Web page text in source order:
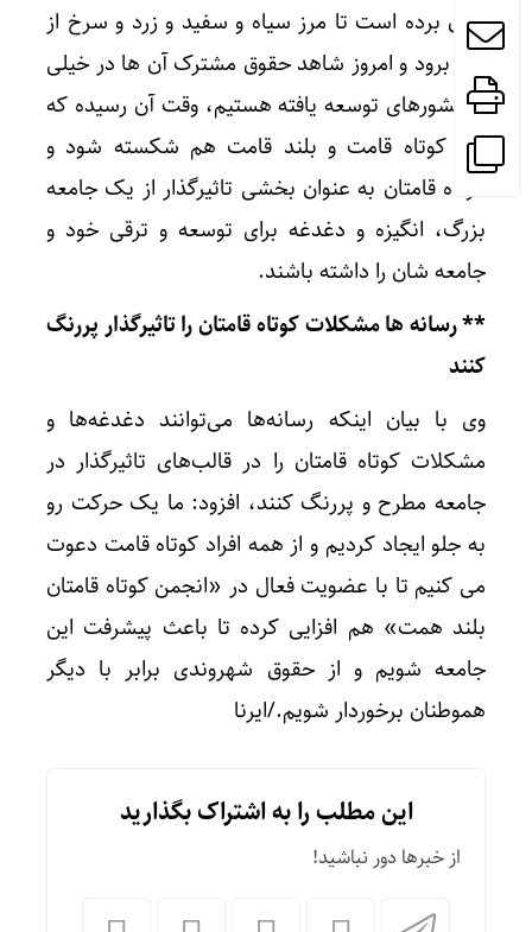
زمان برده است تا مرز سیاه و سفید و زرد و سرخ از
بین برود و امروز شاهد حقوق مشترک آن ها در خیلی
از کشورهای توسعه یافته هستیم، وقت آن رسیده که
مرز کوتاه قامت و بلند قامت هم شکسته شود و
کوتاه قامتان به عنوان بخشی تاثیرگذار از یک جامعه
بزرگ، انگیزه و دغدغه برای توسعه و ترقی خود و
جامعه شان را داشته باشند.
** رسانه ها مشکلات کوتاه قامتان را تاثیرگذار پررنگ
کنند
وی با بیان اینکه رسانه‌ها می‌توانند دغدغه‌ها و
مشکلات کوتاه قامتان را در قالب‌های تاثیرگذار در
جامعه مطرح و پررنگ کنند، افزود: ما یک حرکت رو
به جلو ایجاد کردیم و از همه افراد کوتاه قامت دعوت
می کنیم تا با عضویت فعال در «انجمن کوتاه قامتان
بلند همت» هم افزایی کرده تا باعث پیشرفت این
جامعه شویم و از حقوق شهروندی برابر با دیگر
هموطنان برخوردار شویم./ایرنا
این مطلب را به اشتراک بگذارید
از خبرها دور نباشید!